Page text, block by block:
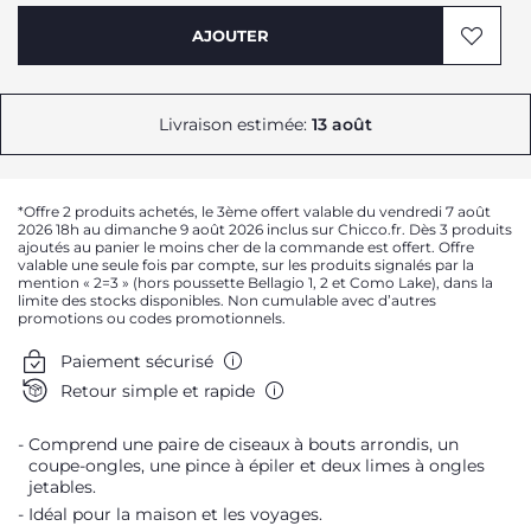
AJOUTER
Livraison estimée: 13 août
*Offre 2 produits achetés, le 3ème offert valable du vendredi 7 août
2026 18h au dimanche 9 août 2026 inclus sur Chicco.fr. Dès 3 produits
ajoutés au panier le moins cher de la commande est offert. Offre
valable une seule fois par compte, sur les produits signalés par la
mention « 2=3 » (hors poussette Bellagio 1, 2 et Como Lake), dans la
limite des stocks disponibles. Non cumulable avec d’autres
promotions ou codes promotionnels.
Paiement sécurisé
Retour simple et rapide
Comprend une paire de ciseaux à bouts arrondis, un
coupe-ongles, une pince à épiler et deux limes à ongles
jetables.
Idéal pour la maison et les voyages.